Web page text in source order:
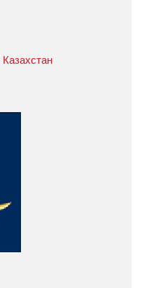
Казахстан